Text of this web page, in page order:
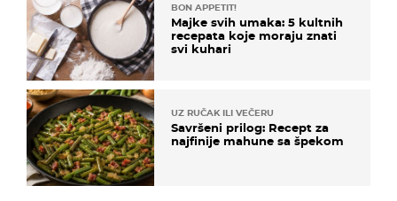
BON APPETIT!
Majke svih umaka: 5 kultnih
recepata koje moraju znati
svi kuhari
UZ RUČAK ILI VEČERU
Savršeni prilog: Recept za
najfinije mahune sa špekom